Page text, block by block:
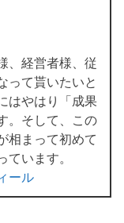
、経営者様、従
って貰いたいと
はやはり「成果
。そして、この
相まって初めて
ています。
ール